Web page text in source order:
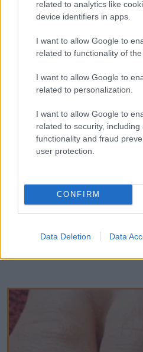
related to analytics like
device identifiers in apps.
I want to allow Google to
related to functionality of
I want to allow Google to
related to personalization.
I want to allow Google to
related to security, including
functionality and fraud
user protection.
CONFIRM
Data Deletion Data